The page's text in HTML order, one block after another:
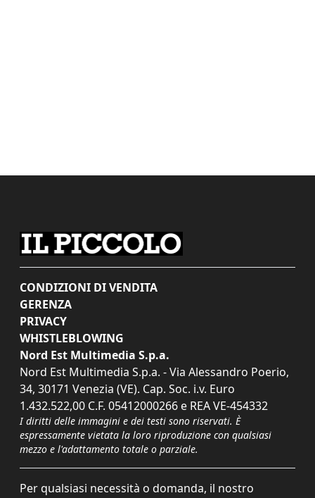
CONDIZIONI DI VENDITA
GERENZA
PRIVACY
WHISTLEBLOWING
Nord Est Multimedia S.p.a.
Nord Est Multimedia S.p.a. - Via Alessandro Poerio,
34, 30171 Venezia (VE). Cap. Soc. i.v. Euro
1.432.522,00 C.F. 05412000266 e REA VE-454332
I diritti delle immagini e dei testi sono riservati. È
espressamente vietata la loro riproduzione con qualsiasi
mezzo e l'adattamento totale o parziale.
Per qualsiasi necessità o domanda, il nostro